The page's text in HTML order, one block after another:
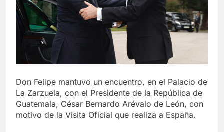
Don Felipe mantuvo un encuentro, en el Palacio de
La Zarzuela, con el Presidente de la República de
Guatemala, César Bernardo Arévalo de León, con
motivo de la Visita Oficial que realiza a España.